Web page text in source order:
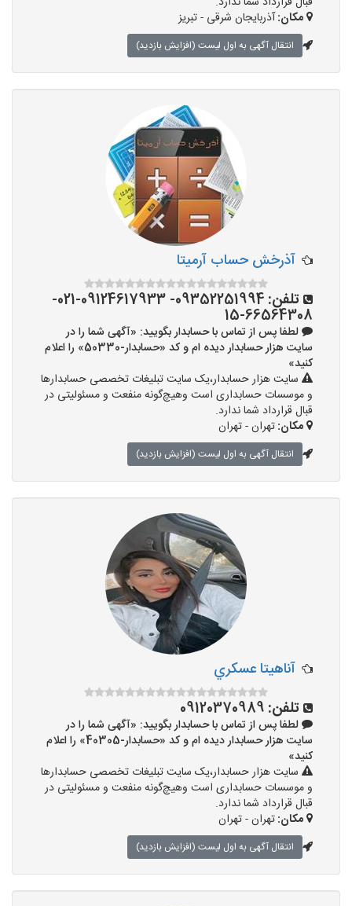
مکان:آذربایجان شرقی - تبریز
انتقال آگهی به اول لیست (افزایش بازدید)
آذرخش حساب آرمیتا
تلفن:
09352251994- 09124617933-021-
66564308-15
لطفا پس از تماس با حسابدار بگویید: «آگهی شما را در
سایت هزار حسابدار دیده ام و کد «حسابدار-50330» را اعلام
کنید»
سایت هزار حسابدار،یک سایت تبلیغات تخصصی حسابدارها
و موسسات حسابداری است وهیچ‌گونه منفعت و مسئولیتی در
قبال قرارداد شما ندارد.
مکان:تهران - تهران
انتقال آگهی به اول لیست (افزایش بازدید)
آناهيتا عسكري
تلفن: 09120370989
لطفا پس از تماس با حسابدار بگویید: «آگهی شما را در
سایت هزار حسابدار دیده ام و کد «حسابدار-40305» را اعلام
کنید»
سایت هزار حسابدار،یک سایت تبلیغات تخصصی حسابدارها
و موسسات حسابداری است وهیچ‌گونه منفعت و مسئولیتی در
قبال قرارداد شما ندارد.
مکان:تهران - تهران
انتقال آگهی به اول لیست (افزایش بازدید)